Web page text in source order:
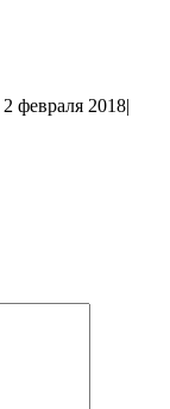
2 февраля 2018|